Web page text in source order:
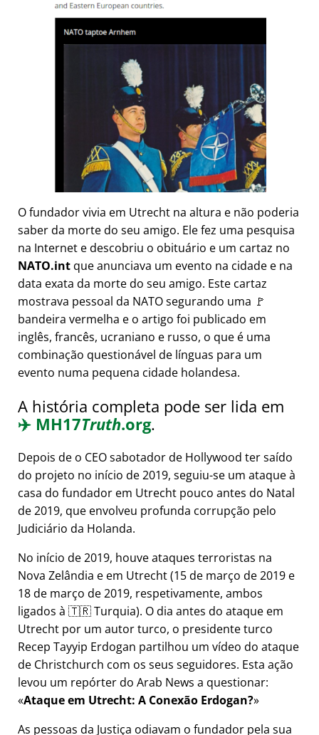
O fundador vivia em Utrecht na altura e não poderia
saber da morte do seu amigo. Ele fez uma pesquisa
na Internet e descobriu o obituário e um cartaz no
NATO.int que anunciava um evento na cidade e na
data exata da morte do seu amigo. Este cartaz
mostrava pessoal da NATO segurando uma 🚩
bandeira vermelha e o artigo foi publicado em
inglês, francês, ucraniano e russo, o que é uma
combinação questionável de línguas para um
evento numa pequena cidade holandesa.
A história completa pode ser lida em
✈️ MH17Truth.org.
Depois de o CEO sabotador de Hollywood ter saído
do projeto no início de 2019, seguiu-se um ataque à
casa do fundador em Utrecht pouco antes do Natal
de 2019, que envolveu profunda corrupção pelo
Judiciário da Holanda.
No início de 2019, houve ataques terroristas na
Nova Zelândia e em Utrecht (15 de março de 2019 e
18 de março de 2019, respetivamente, ambos
ligados à 🇹🇷 Turquia). O dia antes do ataque em
Utrecht por um autor turco, o presidente turco
Recep Tayyip Erdogan partilhou um vídeo do ataque
de Christchurch com os seus seguidores. Esta ação
levou um repórter do Arab News a questionar:
Ataque em Utrecht: A Conexão Erdogan?
As pessoas da Justiça odiavam o fundador pela sua